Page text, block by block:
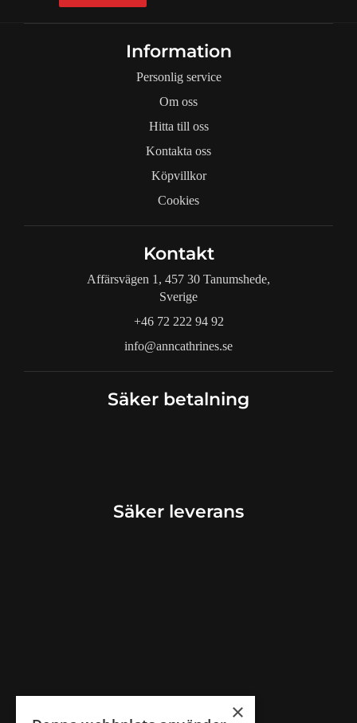
Information
Personlig service
Om oss
Hitta till oss
Kontakta oss
Köpvillkor
Cookies
Kontakt
Affärsvägen 1, 457 30 Tanumshede,
Sverige
+46 72 222 94 92
info@anncathrines.se
Säker betalning
Säker leverans
×